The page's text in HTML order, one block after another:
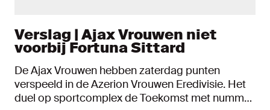
Verslag | Ajax Vrouwen niet
voorbij Fortuna Sittard
De Ajax Vrouwen hebben zaterdag punten
verspeeld in de Azerion Vrouwen Eredivisie. Het
duel op sportcomplex de Toekomst met nummer